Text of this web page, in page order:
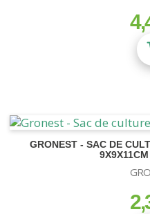
prix
GRONEST - SAC DE
prix